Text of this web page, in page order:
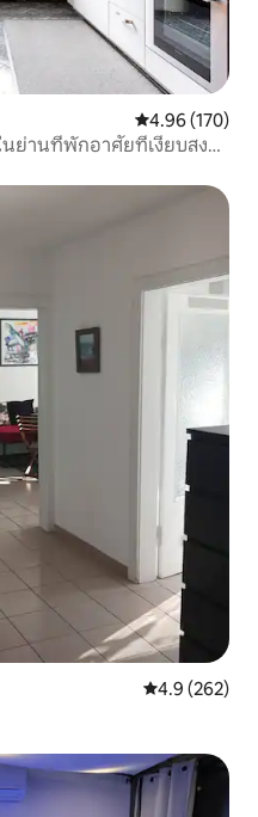
คะแนนเฉลี่ย
4.96 (170)
ย่านที่พักอาศัยที่เงียบสงบ
คะแนนเฉลี่ย
4.9 (262)